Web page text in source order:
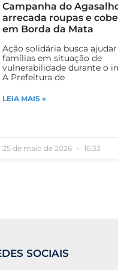
Campanha do
arrecada roupas e
em Borda da Mata
Ação solidária busca ajudar
famílias em situação de
vulnerabilidade durante o
A Prefeitura de
LEIA MAIS »
25 de maio de 2026 16:33
SOCIAIS